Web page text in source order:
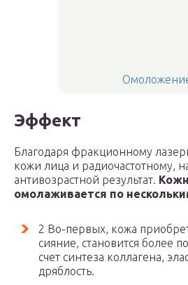
Эффект
Благодаря фракционному
кожи лица и радиочастотному,
антивозрастной результат.
омолаживается по
2 Во-первых, кожа
сияние, становится более
счет синтеза коллагена,
дряблость.